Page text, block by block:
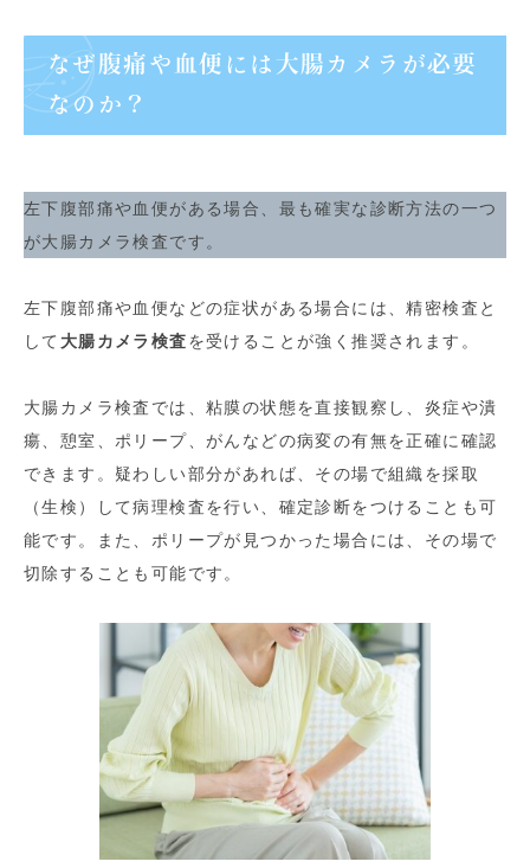
なぜ腹痛や血便には大腸カメラが必要
なのか？
左下腹部痛や血便がある場合、最も確実な診断方法の一つ
が大腸カメラ検査です。
左下腹部痛や血便などの症状がある場合には、精密検査と
して 大腸カメラ検査を受けることが強く推奨されます。
大腸カメラ検査では、粘膜の状態を直接観察し、炎症や潰
瘍、憩室、ポリープ、がんなどの病変の有無を正確に確認
できます。疑わしい部分があれば、その場で組織を採取
（生検）して病理検査を行い、確定診断をつけることも可
能です。また、ポリープが見つかった場合には、その場で
切除することも可能です。